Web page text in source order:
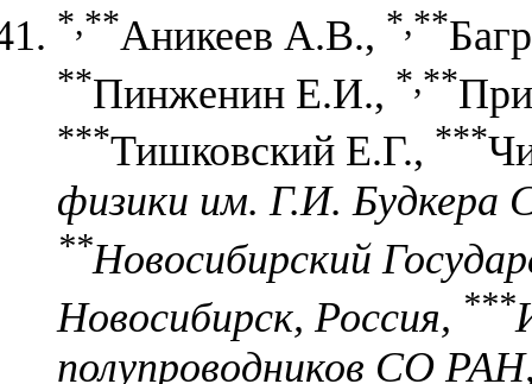
*,**Аникеев А.В., *,**
**Пинженин Е.И., *,**
***Тишковский Е.Г., ***
физики им. Г.И. Будкера
**Новосибирский
Новосибирск, Россия, ***
полупроводников СО